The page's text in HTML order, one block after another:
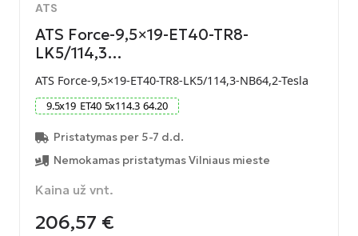
ATS
ATS Force-9,5×19-ET40-TR8-
LK5/114,3…
ATS Force-9,5×19-ET40-TR8-LK5/114,3-NB64,2-Tesla
9.5x19 ET40 5x114.3 64.20
Pristatymas per 5-7 d.d.
Nemokamas pristatymas Vilniaus mieste
Kaina už vnt.
206,57 €